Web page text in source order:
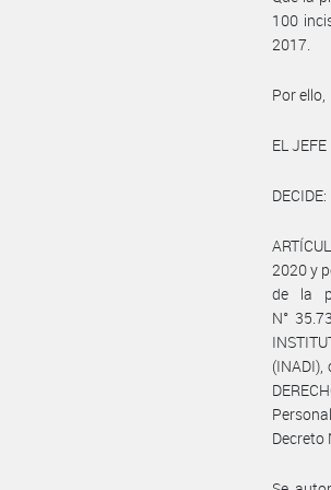
100
2017.
Por ello,
EL
DECIDE:
2020 y
de la
N°
Decreto